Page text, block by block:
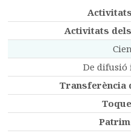
Activitats
Activitats
De difusió
Transferència